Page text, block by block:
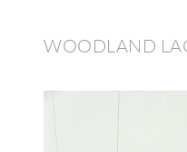
WOODLAND